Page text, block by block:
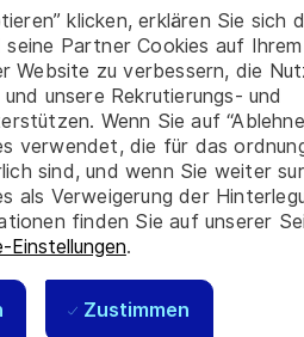
klicken, erklären Sie sich
Partner Cookies auf
Website zu verbessern, die
unsere Rekrutierungs- und
Wenn Sie auf
verwendet, die für das
sind, und wenn Sie weiter
als Verweigerung der
finden Sie auf unserer
Einstellungen.
Zustimmen
SAST, DAST, scans
assurer le suivi des plans de
le suivi des plans de
Corporate Security et